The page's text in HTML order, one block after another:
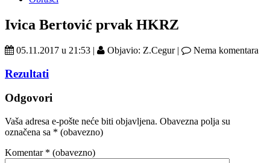
Ivica Bertović prvak HKRZ
05.11.2017 u 21:53 | Objavio: Z.Cegur | Nema komentara
Rezultati
Odgovori
Vaša adresa e-pošte neće biti objavljena. Obavezna polja su
označena sa * (obavezno)
Komentar * (obavezno)